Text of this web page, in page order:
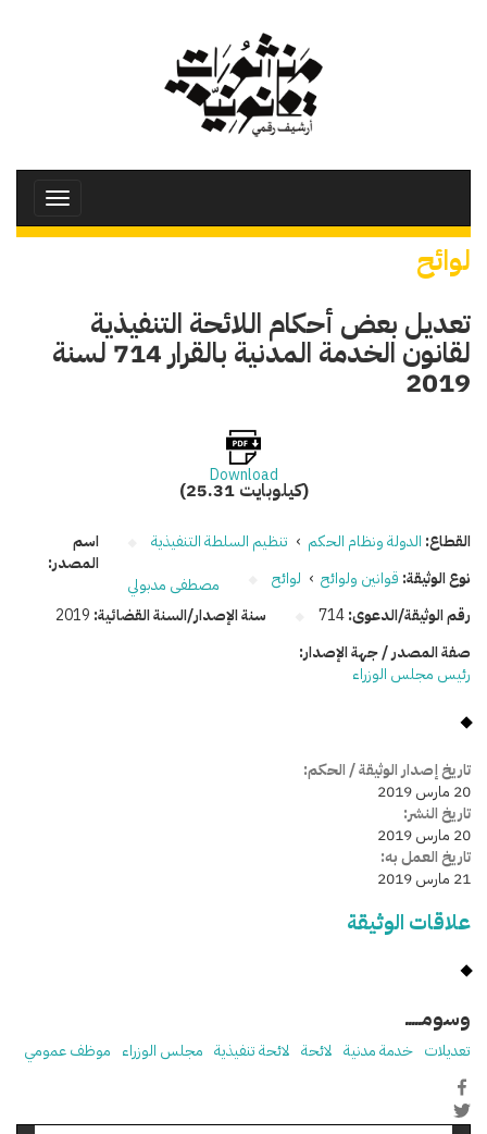
Toggle
لوائح
تعديل بعض أحكام اللائحة التنفيذية
لقانون الخدمة المدنية بالقرار 714 لسنة
2019
Download
(25.31 كيلوبايت)
القطاع: الدولة ونظام الحكم › تنظيم السلطة التنفيذية
نوع الوثيقة: قوانين ولوائح › لوائح
رقم الوثيقة/الدعوى:714 سنة الإصدار/السنة القضائية: 2019
اسم
المصدر:
مصطفى مدبولي
صفة المصدر / جهة الإصدار:
رئيس مجلس الوزراء
تاريخ إصدار الوثيقة / الحكم:
20 مارس 2019
تاريخ النشر:
20 مارس 2019
تاريخ العمل به:
21 مارس 2019
علاقات الوثيقة
وسومـــــ
تعديلات خدمة مدنية لائحة لائحة تنفيذية مجلس الوزراء موظف عمومي